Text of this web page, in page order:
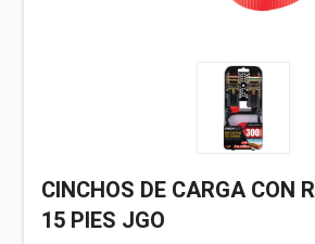
CINCHOS DE CARGA CON
15 PIES JGO